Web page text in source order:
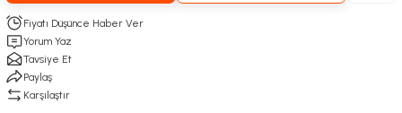
Fiyatı Düşünce Haber Ver
Yorum Yaz
Tavsiye Et
Paylaş
Karşılaştır